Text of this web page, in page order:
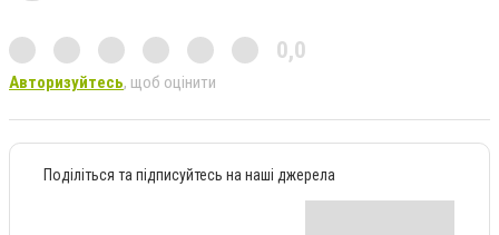
0,0
Авторизуйтесь, щоб оцінити
Поділіться та підписуйтесь на наші джерела